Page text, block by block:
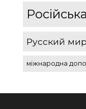
Русский мир
міжнародна